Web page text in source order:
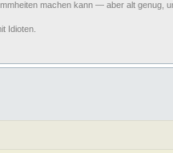
machen kann — aber alt genug,
Idioten.